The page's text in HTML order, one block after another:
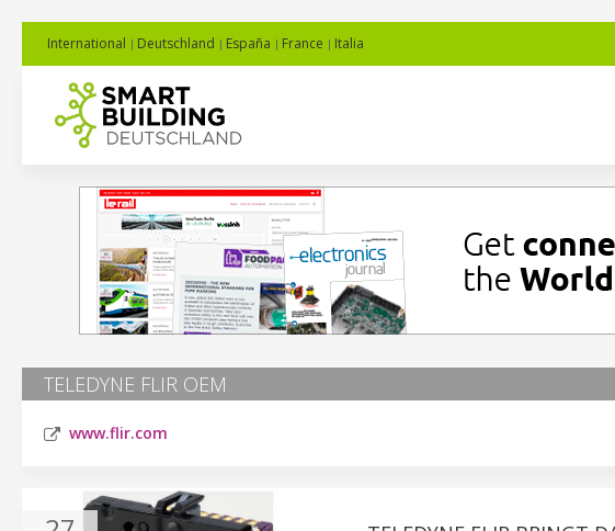
International Deutschland España France Italia
TELEDYNE FLIR OEM
www.flir.com